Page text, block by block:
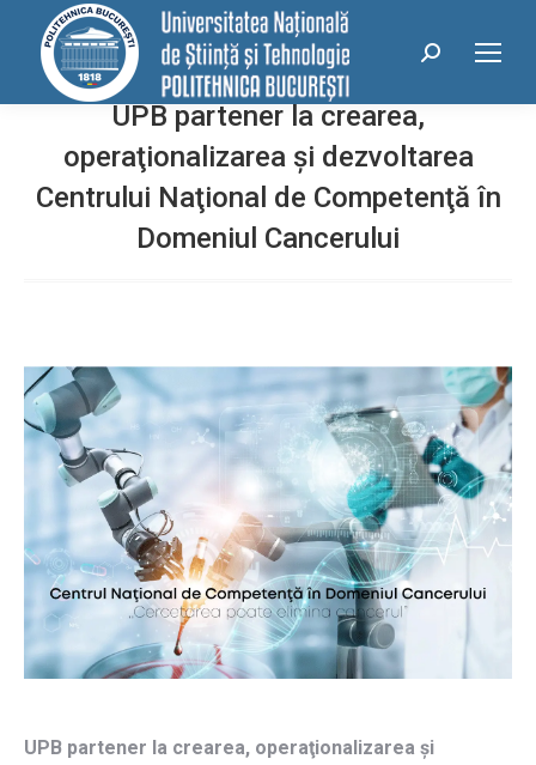
conținut
Search:
UPB partener la crearea,
operaţionalizarea şi dezvoltarea
Centrului Naţional de Competenţă în
Domeniul Cancerului
UPB partener la crearea, operaţionalizarea şi